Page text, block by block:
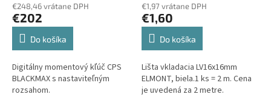
€248,46 vrátane DPH
€202
Do košíka
Digitálny momentový kľúč CPS
BLACKMAX s nastaviteľným
rozsahom.
€1,97 vrátane DPH
€1,60
Do košíka
Lišta vkladacia LV16x16mm
ELMONT, biela.1 ks = 2 m. Cena
je uvedená za 2 metre.